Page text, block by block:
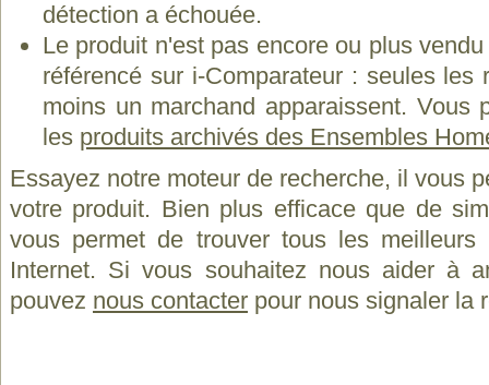
détection a échouée.
Le produit n'est pas encore ou plus
référencé sur i-Comparateur : seules les
moins un marchand apparaissent. Vous
les produits archivés des Ensembles
Essayez notre moteur de recherche, il vous
votre produit. Bien plus efficace que de
vous permet de trouver tous les
Internet. Si vous souhaitez nous aider à
pouvez nous contacter pour nous signaler la